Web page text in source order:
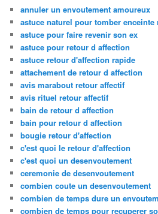
annuler un envoutement amoureux
astuce naturel pour tomber enceinte
astuce pour faire revenir son ex
astuce pour retour d affection
astuce retour d'affection rapide
attachement de retour d affection
avis marabout retour affectif
avis rituel retour affectif
bain de retour d affection
bain pour retour d affection
bougie retour d'affection
c'est quoi le retour d'affection
c'est quoi un desenvoutement
ceremonie de desenvoutement
combien coute un desenvoutement
combien de temps dure un
combien de temps pour recuperer